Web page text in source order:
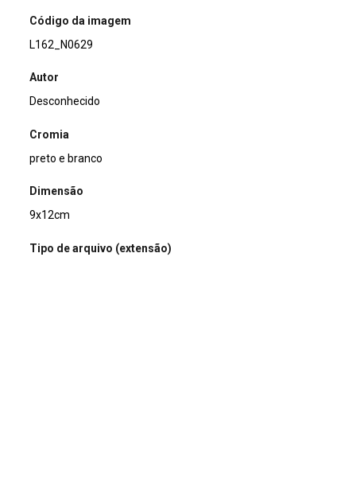
Código da imagem
L162_N0629
Autor
Desconhecido
Cromia
preto e branco
Dimensão
9x12cm
Tipo de arquivo (extensão)